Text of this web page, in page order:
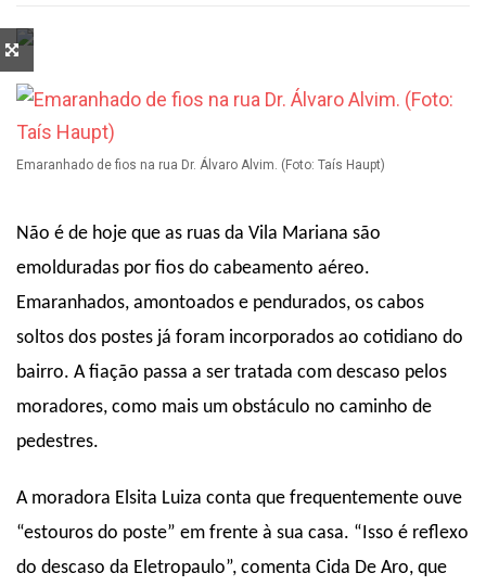
Emaranhado de fios na rua Dr. Álvaro Alvim. (Foto: Taís Haupt)
Não é de hoje que as ruas da Vila Mariana são
emolduradas por fios do cabeamento aéreo.
Emaranhados, amontoados e pendurados, os cabos
soltos dos postes já foram incorporados ao cotidiano do
bairro. A fiação passa a ser tratada com descaso pelos
moradores, como mais um obstáculo no caminho de
pedestres.
A moradora Elsita Luiza conta que frequentemente ouve
“estouros do poste” em frente à sua casa. “Isso é reflexo
do descaso da Eletropaulo”, comenta Cida De Aro, que